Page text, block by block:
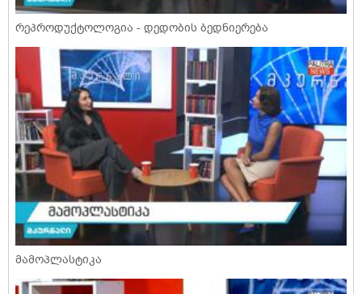
რეპროდუქტოლოგია - დედობის ბედნიერება
მამოპლასტიკა